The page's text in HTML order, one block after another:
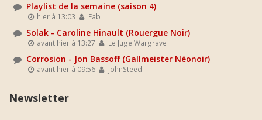
Playlist de la semaine (saison 4)
hier à 13:03 Fab
Solak - Caroline Hinault (Rouergue Noir)
avant hier à 13:27 Le Juge Wargrave
Corrosion - Jon Bassoff (Gallmeister Néonoir)
avant hier à 09:56 JohnSteed
Newsletter